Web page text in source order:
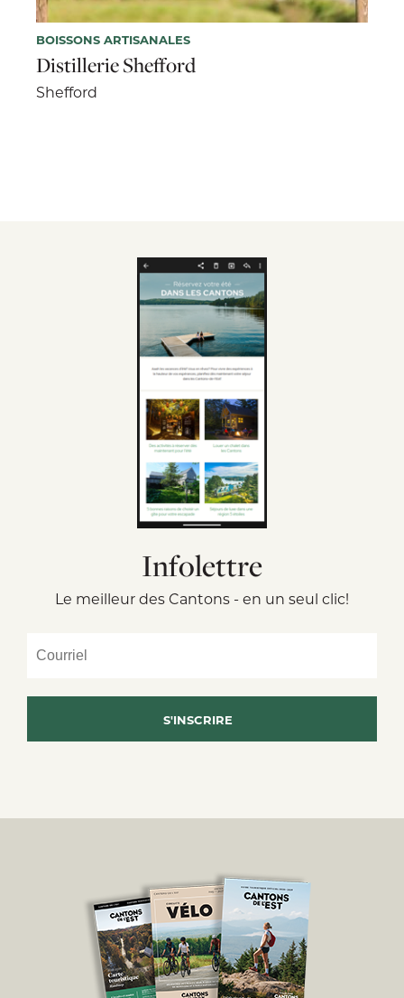
BOISSONS ARTISANALES
Distillerie Shefford
Shefford
Infolettre
Le meilleur des Cantons - en un seul clic!